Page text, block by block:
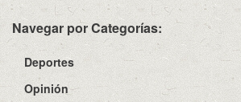
Navegar por Categorías:
Deportes
Opinión